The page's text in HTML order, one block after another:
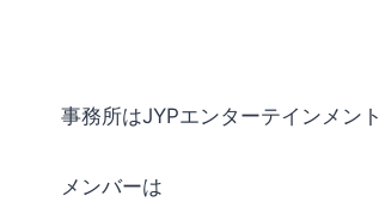
事務所はJYPエンターテインメント
メンバーは